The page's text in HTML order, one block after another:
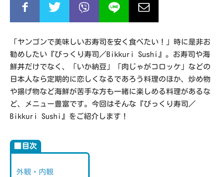
「ヤンゴンで美味しいお寿司を安く食べたい！」時に是非お
勧めしたい『びっくり寿司／Bikkuri Sushi』。お寿司や海
鮮丼だけでなく、「いか納豆」「肉じゃがコロッケ」などの
日本人なら定期的に恋しくなるであろう料理のほか、炒め物
や揚げ物など海鮮が苦手な方も一緒に楽しめる料理があるな
ど、メニュー豊富です。今回はそんな『びっくり寿司／
Bikkuri Sushi』をご紹介します！
■目次
外観・内観